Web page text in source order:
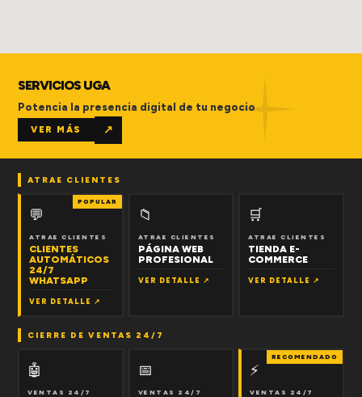
SERVICIOS UGA
Potencia la presencia digital de tu negocio
VER MÁS ↗
ATRAE CLIENTES
POPULAR
💬
ATRAE CLIENTES
CLIENTES
AUTOMÁTICOS
24/7
WHATSAPP
VER DETALLE ↗
📁
ATRAE CLIENTES
PÁGINA WEB
PROFESIONAL
VER DETALLE ↗
🛒
ATRAE CLIENTES
TIENDA E-
COMMERCE
VER DETALLE ↗
CIERRE DE VENTAS 24/7
🤖
VENTAS 24/7
📅
VENTAS 24/7
RECOMENDADO
⚡
VENTAS 24/7